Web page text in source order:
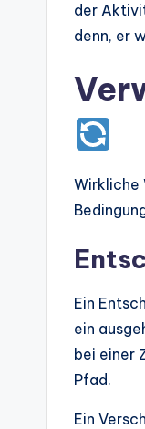
der
denn, er
Wirkliche
Ein
ein
bei einer
Pfad.
Ein